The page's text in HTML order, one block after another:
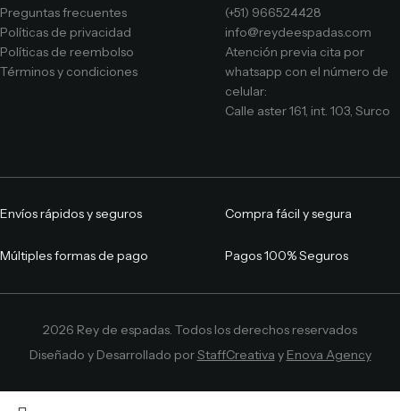
Preguntas frecuentes
Políticas de privacidad
Políticas de reembolso
Términos y condiciones
(+51) 966524428
info@reydeespadas.com
Atención previa cita por
whatsapp con el número de
celular:
Calle aster 161, int. 103, Surco
Envíos rápidos y seguros Compra fácil y segura
Múltiples formas de pago Pagos 100% Seguros
2026 Rey de espadas. Todos los derechos reservados
Diseñado y Desarrollado porStaffCreativa y Enova Agency